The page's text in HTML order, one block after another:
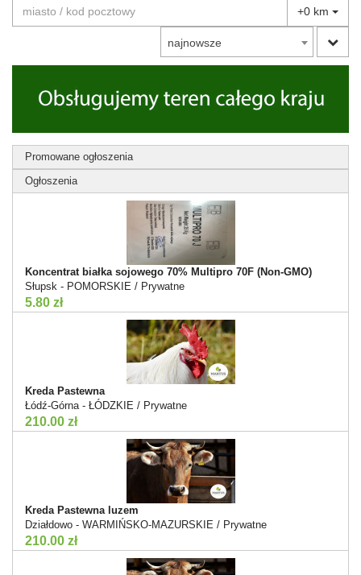
+0 km
najnowsze
Promowane ogłoszenia
Ogłoszenia
Koncentrat białka sojowego 70% Multipro 70F (Non-GMO)
Słupsk - POMORSKIE / Prywatne
5.80 zł
Kreda Pastewna
Łódź-Górna - ŁÓDZKIE / Prywatne
210.00 zł
Kreda Pastewna luzem
Działdowo - WARMIŃSKO-MAZURSKIE / Prywatne
210.00 zł